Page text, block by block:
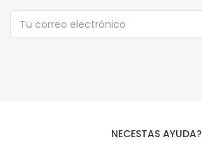
NECESTAS AYUDA?